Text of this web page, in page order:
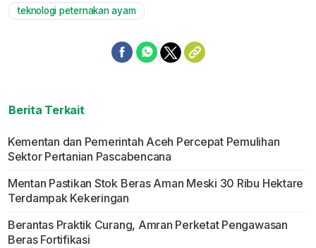
teknologi peternakan ayam
Berita Terkait
Kementan dan Pemerintah Aceh Percepat Pemulihan
Sektor Pertanian Pascabencana
Mentan Pastikan Stok Beras Aman Meski 30 Ribu Hektare
Terdampak Kekeringan
Berantas Praktik Curang, Amran Perketat Pengawasan
Beras Fortifikasi